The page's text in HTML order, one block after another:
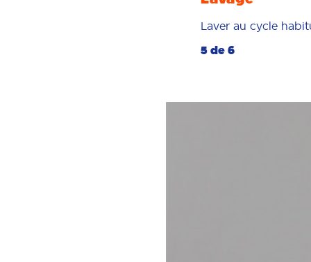
Laver au cycle
5 de 6